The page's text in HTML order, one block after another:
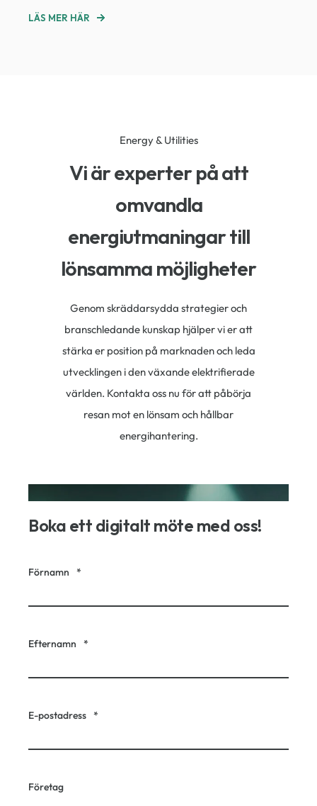
LÄS MER HÄR
Energy & Utilities
Vi är experter på att
omvandla
energiutmaningar till
lönsamma möjligheter
Genom skräddarsydda strategier och
branschledande kunskap hjälper vi er att
stärka er position på marknaden och leda
utvecklingen i den växande elektrifierade
världen. Kontakta oss nu för att påbörja
resan mot en lönsam och hållbar
energihantering.
Boka ett digitalt möte med oss!
Förnamn *
Efternamn *
E-postadress *
Företag